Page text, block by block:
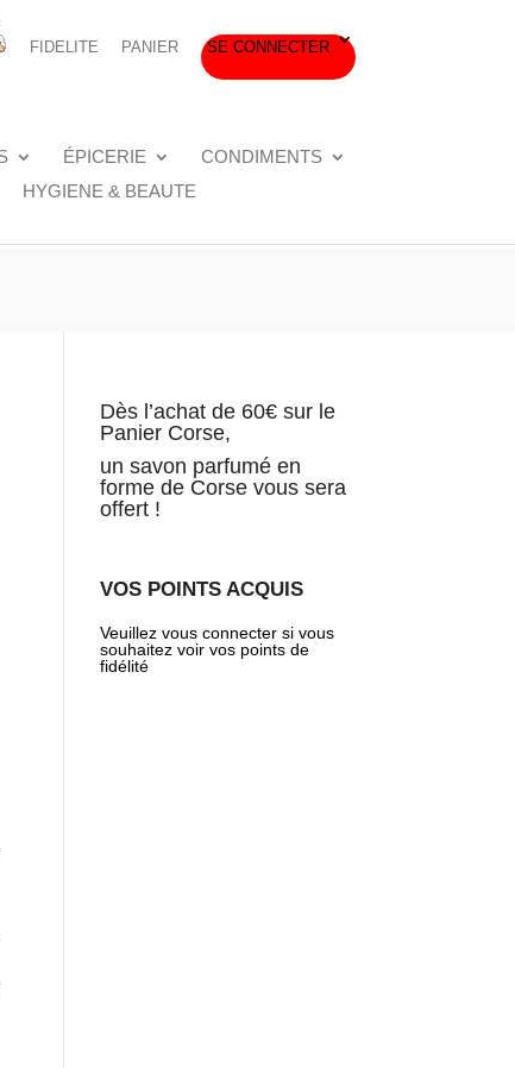
FIDELITE PANIER SE CONNECTER
ÉPICERIE
CONDIMENTS
HYGIENE & BEAUTE
Dès l’achat de 60€ sur le
Panier Corse,
un savon parfumé en
forme de Corse vous sera
offert !
VOS POINTS ACQUIS
Veuillez vous connecter si vous
souhaitez voir vos points de
fidélité